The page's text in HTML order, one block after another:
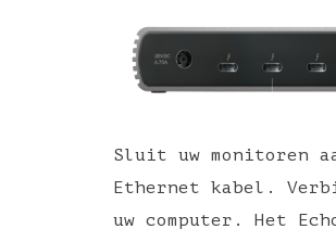
Sluit uw monitoren
Ethernet kabel.
uw computer. Het